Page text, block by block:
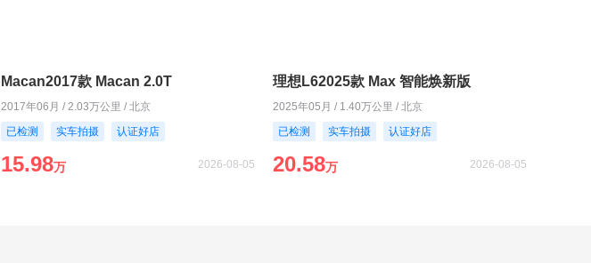
Macan2017款 Macan 2.0T
2017年06月 / 2.03万公里 / 北京
已检测
实车拍摄 认证好店
15.98万 2026-08-05
理想L62025款 Max 智能焕新版
2025年05月 / 1.40万公里 / 北京
已检测
实车拍摄 认证好店
20.58万 2026-08-05